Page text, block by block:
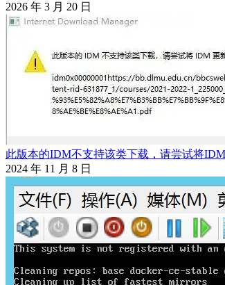
2026 年 3 月 20 日
此版本的IDM不支持该类下载，请尝试将
2024 年 11 月 8 日